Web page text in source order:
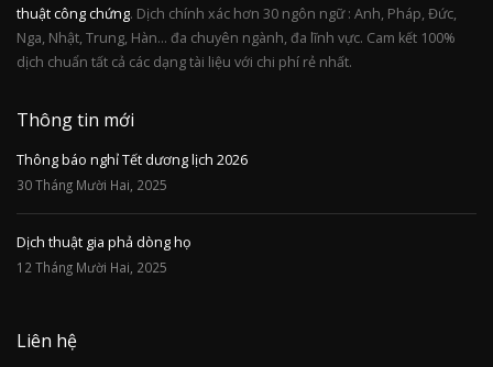
thuật công chứng. Dịch chính xác hơn 30 ngôn ngữ : Anh, Pháp, Đức,
Nga, Nhật, Trung, Hàn... đa chuyên ngành, đa lĩnh vực. Cam kết 100%
dịch chuẩn tất cả các dạng tài liệu với chi phí rẻ nhất.
Thông tin mới
Thông báo nghỉ Tết dương lịch 2026
30 Tháng Mười Hai, 2025
Dịch thuật gia phả dòng họ
12 Tháng Mười Hai, 2025
Liên hệ